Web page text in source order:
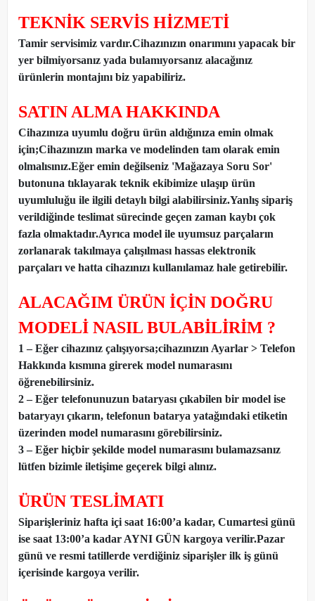
TEKNİK SERVİS HİZMETİ
Tamir servisimiz vardır.Cihazınızın onarımını yapacak bir
yer bilmiyorsanız yada bulamıyorsanız alacağınız
ürünlerin montajını biz yapabiliriz.
SATIN ALMA HAKKINDA
Cihazınıza uyumlu doğru ürün aldığınıza emin olmak
için;Cihazınızın marka ve modelinden tam olarak emin
olmalısınız.Eğer emin değilseniz 'Mağazaya Soru Sor'
butonuna tıklayarak teknik ekibimize ulaşıp ürün
uyumluluğu ile ilgili detaylı bilgi alabilirsiniz.Yanlış sipariş
verildiğinde teslimat sürecinde geçen zaman kaybı çok
fazla olmaktadır.Ayrıca model ile uyumsuz parçaların
zorlanarak takılmaya çalışılması hassas elektronik
parçaları ve hatta cihazınızı kullanılamaz hale getirebilir.
ALACAĞIM ÜRÜN İÇİN DOĞRU
MODELİ NASIL BULABİLİRİM ?
1 – Eğer cihazınız çalışıyorsa;cihazınızın Ayarlar > Telefon
Hakkında kısmına girerek model numarasını
öğrenebilirsiniz.
2 – Eğer telefonunuzun bataryası çıkabilen bir model ise
bataryayı çıkarın, telefonun batarya yatağındaki etiketin
üzerinden model numarasını görebilirsiniz.
3 – Eğer hiçbir şekilde model numarasını bulamazsanız
lütfen bizimle iletişime geçerek bilgi alınız.
ÜRÜN TESLİMATI
Siparişleriniz hafta içi saat 16:00’a kadar, Cumartesi günü
ise saat 13:00’a kadar AYNI GÜN kargoya verilir.Pazar
günü ve resmi tatillerde verdiğiniz siparişler ilk iş günü
içerisinde kargoya verilir.